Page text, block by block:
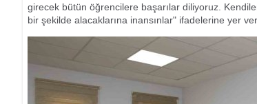
girecek bütün öğrencilere başarılar diliyoruz.
bir şekilde alacaklarına inansınlar" ifadelerine yer